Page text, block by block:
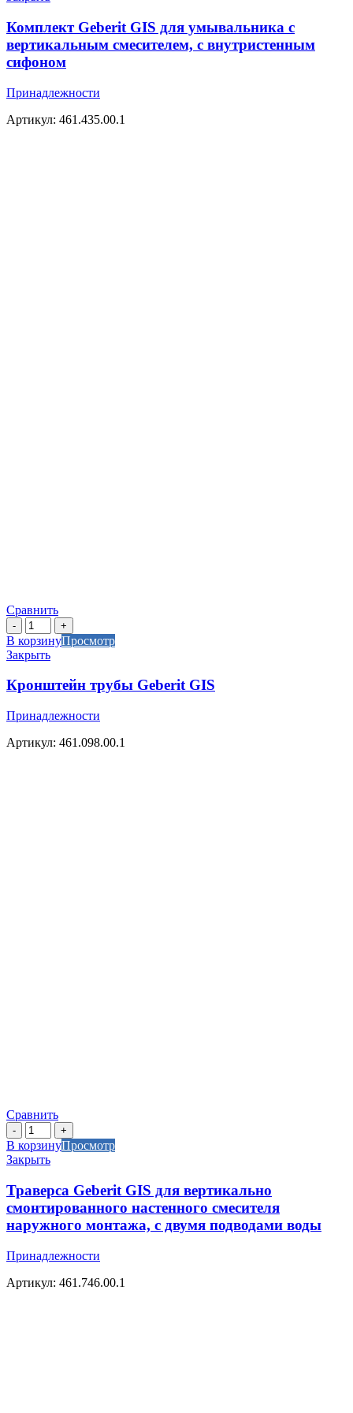
Geberit
для
умывальника
с
смесителем,
внутристенным
Комплект Geberit GIS для умывальника с
вертикальным смесителем, с внутристенным
сифоном
Принадлежности
Артикул: 461.435.00.1
Сравнить
Количество
товара
Кронштейн
трубы
Geberit
GIS
В корзинуПросмотр
Закрыть
Кронштейн трубы Geberit GIS
Принадлежности
Артикул: 461.098.00.1
Сравнить
Количество
товара
Траверса
Geberit
для
вертикально
смонтированного
смесителя
монтажа,
В корзинуПросмотр
Закрыть
Траверса Geberit GIS для вертикально
смонтированного настенного смесителя
наружного монтажа, с двумя подводами воды
Принадлежности
Артикул: 461.746.00.1